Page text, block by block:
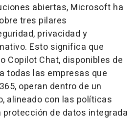
abiertas, Microsoft ha
tres pilares
privacidad y
Esto significa que
Copilot Chat, disponibles de
todas las empresas que
operan dentro de un
alineado con las políticas
de datos integrada